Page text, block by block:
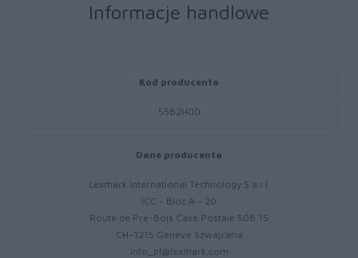
Informacje handlowe
Kod producenta
55B2H00
Dane producenta
Lexmark International Technology S.a.r.l.
ICC - Bloc A - 20
Route de Pre-Bois Case Postale 508 15
CH-1215 Geneve Szwajcaria
info_pl@lexmark.com